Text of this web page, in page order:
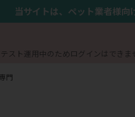
当サイトは、ペット業者様向
スト運用中のためログインはできま